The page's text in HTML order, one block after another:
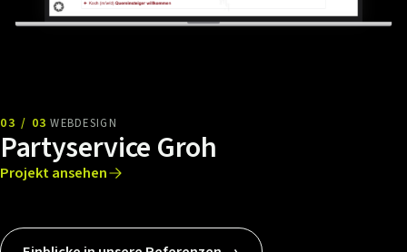
03 / 03 WEBDESIGN
Partyservice Groh
Projekt ansehen